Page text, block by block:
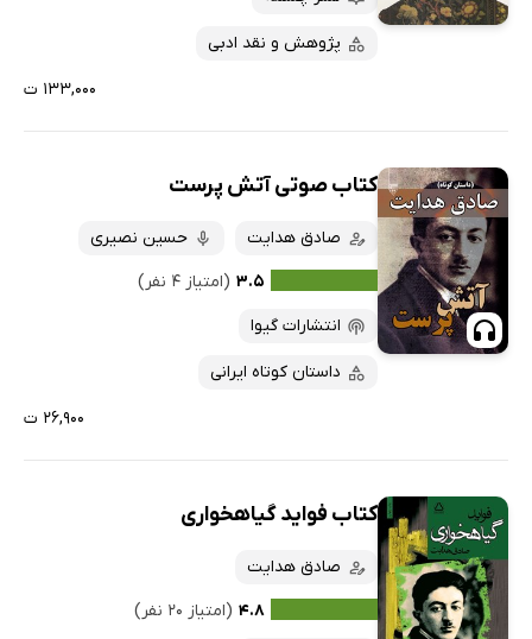
پژوهش و نقد ادبی
۱۳۳,۰۰۰ ت
کتاب صوتی آتش پرست
صادق هدایت
حسین نصیری
۳.۵ (امتیاز ۴ نفر)
انتشارات گیوا
داستان کوتاه ایرانی
۲۶,۹۰۰ ت
کتاب فواید گیاهخواری
صادق هدایت
۴.۸ (امتیاز ۲۰ نفر)